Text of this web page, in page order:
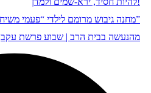
מחנה גיבוש מרומם לילדי “פעמי משיח”
מהנעשה בבית הרב | שבוע פרשת עקב